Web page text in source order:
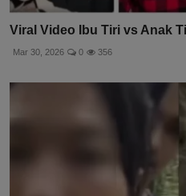
Viral Video Ibu Tiri vs Anak
Mar 30, 2026 0 356